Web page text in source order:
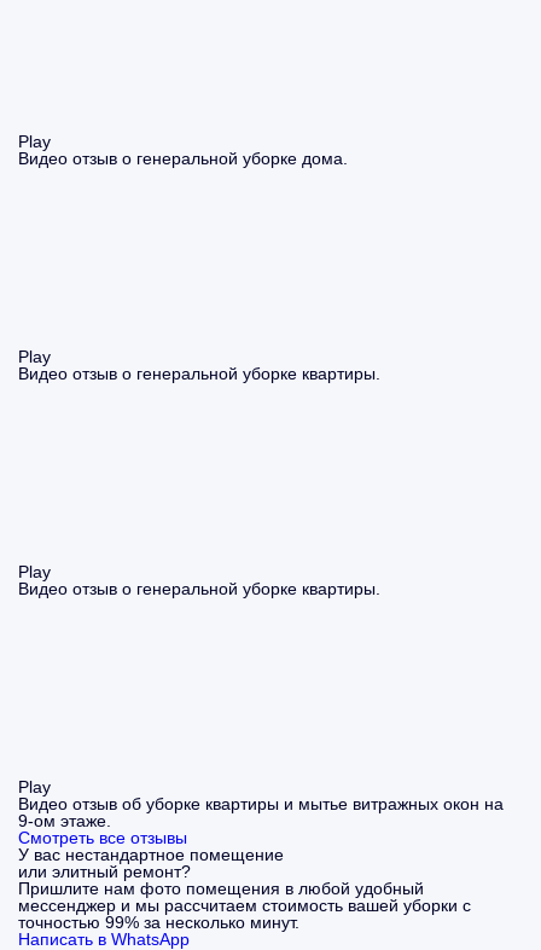
Play
Видео отзыв о генеральной уборке дома.
Play
Видео отзыв о генеральной уборке квартиры.
Play
Видео отзыв о генеральной уборке квартиры.
Play
Видео отзыв об уборке квартиры и мытье витражных окон на
9-ом этаже.
Смотреть все отзывы
У вас нестандартное помещение
или элитный ремонт?
Пришлите нам фото помещения в любой удобный
мессенджер и мы рассчитаем стоимость вашей уборки с
точностью 99% за несколько минут.
Написать в WhatsApp